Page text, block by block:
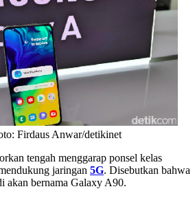
Firdaus Anwar/detikinet
tengah menggarap ponsel kelas
jaringan 5G. Disebutkan bahwa
akan bernama Galaxy A90.